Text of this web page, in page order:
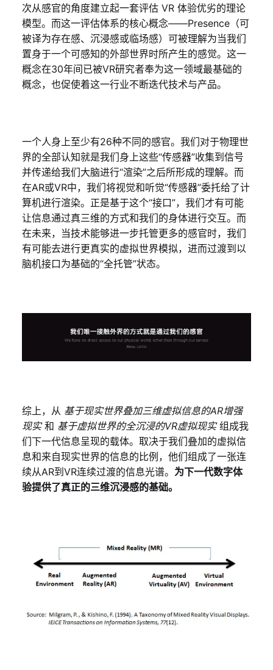
次从感官的角度建立起一套评估 VR 体验优劣的理论
模型。而这一评估体系的核心概念——Presence（可
被译为存在感、沉浸感或临场感）可被理解为当我们
置身于一个可感知的外部世界时所产生的感觉。这一
概念在30年间已被VR研究者奉为这一领域最基础的
概念，也促使着这一行业不断迭代技术与产品。
一个人身上至少有26种不同的感官。我们对于物理世
界的全部认知就是我们身上这些“传感器”收集到信号
并传递给我们大脑进行“渲染”之后所形成的理解。而
在AR或VR中，我们将视觉和听觉“传感器”委托给了计
算机进行渲染。正是基于这个“接口”，我们才有可能
让信息通过真三维的方式和我们的身体进行交互。而
在未来，当技术能够进一步托管更多的感官时，我们
有可能去进行更真实的虚拟世界模拟，进而过渡到以
脑机接口为基础的“全托管”状态。
综上，从 基于现实世界叠加三维虚拟信息的AR增强
现实和 基于虚拟世界的全沉浸的VR虚拟现实组成我
们下一代信息呈现的载体。取决于我们叠加的虚拟信
息和来自现实世界的信息的比例，他们组成了一张连
续从AR到VR连续过渡的信息光谱。 为下一代数字体
验提供了真正的三维沉浸感的基础。